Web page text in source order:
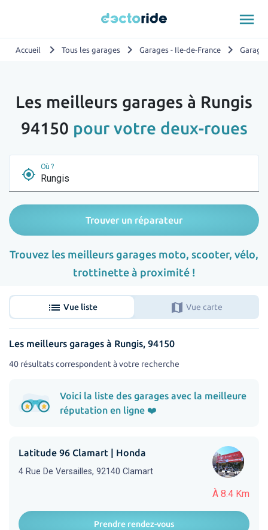
menu
Accueil chevron_right Tous les garages chevron_right Garages - Ile-de-France chevron_right
Les meilleurs garages à Rungis
94150 pour votre deux-roues
my_location
Où ?
Trouver un réparateur
Trouvez les meilleurs garages moto, scooter, vélo,
trottinette à proximité !
list Vue liste map Vue carte
Les meilleurs garages à Rungis, 94150
40 résultats correspondent à votre recherche
Voici la liste des garages avec la meilleure
réputation en ligne ❤️
À 8.4 Km
Latitude 96 Clamart | Honda
4 Rue De Versailles, 92140 Clamart
Prendre rendez-vous